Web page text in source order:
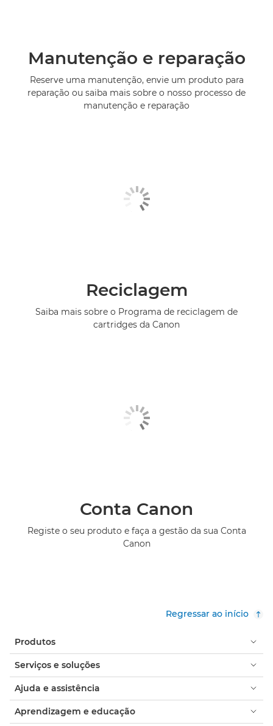
Manutenção e reparação
Reserve uma manutenção, envie um produto para
reparação ou saiba mais sobre o nosso processo de
manutenção e reparação
Reciclagem
Saiba mais sobre o Programa de reciclagem de
cartridges da Canon
Conta Canon
Registe o seu produto e faça a gestão da sua Conta
Canon
Regressar ao início
Produtos
Serviços e soluções
Ajuda e assistência
Aprendizagem e educação